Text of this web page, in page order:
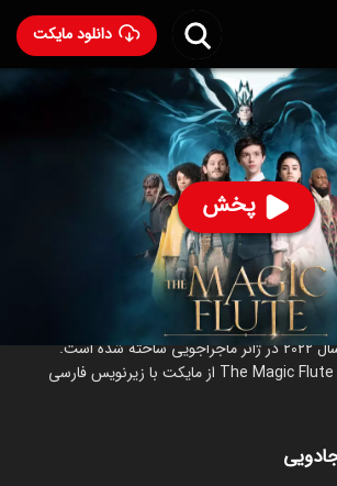
دانلود مایکت
پخش رده سنی ۱۳+
فیلم فلوت جادویی در سال 2022 در ژانر ماجراجویی ساخته شده است.
تماشای آنلاین و رایگان The Magic Flute از مایکت با زیرنویس فارسی